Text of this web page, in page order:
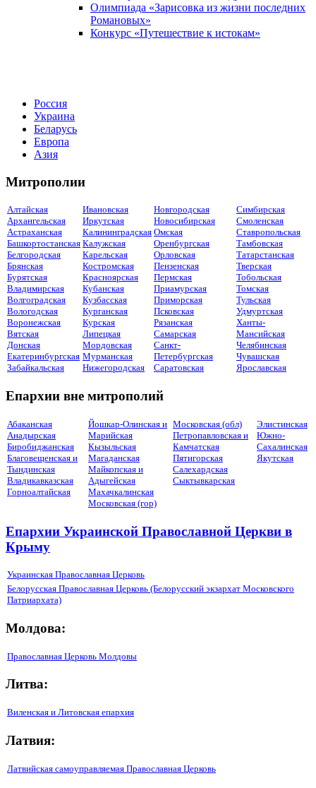
Олимпиада «Зарисовка из жизни последних
Романовых»
Конкурс «Путешествие к истокам»
Россия
Украина
Беларусь
Европа
Азия
Митрополии
Алтайская
Архангельская
Астраханская
Башкортостанская
Белгородская
Брянская
Бурятская
Владимирская
Волгоградская
Вологодская
Воронежская
Вятская
Донская
Екатеринбургская
Забайкальская
Ивановская
Иркутская
Калининградская
Калужская
Карельская
Костромская
Красноярская
Кубанская
Кузбасская
Курганская
Курская
Липецкая
Мордовская
Мурманская
Нижегородская
Новгородская
Новосибирская
Омская
Оренбургская
Орловская
Пензенская
Пермская
Приамурская
Приморская
Псковская
Рязанская
Самарская
Санкт-
Петербургская
Саратовская
Симбирская
Смоленская
Ставропольская
Тамбовская
Татарстанская
Тверская
Тобольская
Томская
Тульская
Удмуртская
Ханты-
Мансийская
Челябинская
Чувашская
Ярославская
Епархии вне митрополий
Абаканская
Анадырская
Биробиджанская
Благовещенская и
Тындинская
Владикавказская
Горноалтайская
Йошкар-Олинская и
Марийская
Кызыльская
Магаданская
Майкопская и
Адыгейская
Махачкалинская
Московская (гор)
Московская (обл)
Петропавловская и
Камчатская
Пятигорская
Салехардская
Сыктывкарская
Элистинская
Южно-
Сахалинская
Якутская
Епархии Украинской Православной Церкви в
Крыму
Украинская Православная Церковь
Белорусская Православная Церковь (Белорусский экзархат Московского
Патриархата)
Молдова:
Православная Церковь Молдовы
Литва:
Виленская и Литовская епархия
Латвия:
Латвийская самоуправляемая Православная Церковь